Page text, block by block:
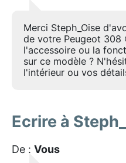
Merci Steph_Oise
de votre Peugeot 308
l'accessoire ou la
sur ce modèle ?
l'intérieur ou vos
Ecrire à
De : Vous